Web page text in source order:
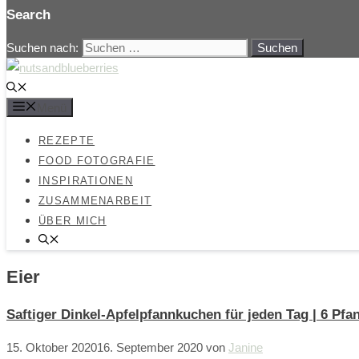
Search
Suchen nach:
REZEPTE
FOOD FOTOGRAFIE
INSPIRATIONEN
ZUSAMMENARBEIT
ÜBER MICH
Eier
Saftiger Dinkel-Apfelpfannkuchen für jeden Tag | 6
15. Oktober 202016. September 2020 von Janine